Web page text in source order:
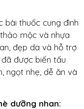
bài thuốc cung đình
mộc và nhựa
đẹp da và hỗ trợ
được biến tấu
ngọt nhẹ, dễ ăn và
dưỡng nhan: